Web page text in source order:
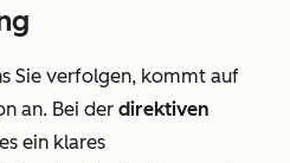
Sie verfolgen, kommt auf
an. Bei der direktiven
ein klares